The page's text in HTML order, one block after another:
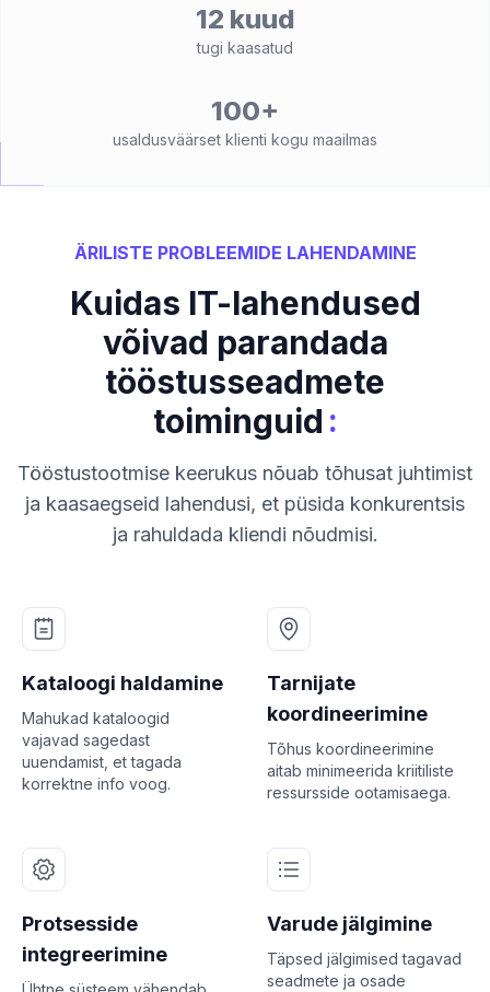
12 kuud
tugi kaasatud
100+
usaldusväärset klienti kogu maailmas
ÄRILISTE PROBLEEMIDE LAHENDAMINE
Kuidas IT-lahendused
võivad parandada
tööstusseadmete
toiminguid :
Tööstustootmise keerukus nõuab tõhusat juhtimist
ja kaasaegseid lahendusi, et püsida konkurentsis
ja rahuldada kliendi nõudmisi.
Kataloogi haldamine
Mahukad kataloogid
vajavad sagedast
uuendamist, et tagada
korrektne info voog.
Tarnijate
koordineerimine
Tõhus koordineerimine
aitab minimeerida kriitiliste
ressursside ootamisaega.
Protsesside
integreerimine
Varude jälgimine
Täpsed jälgimised tagavad
seadmete ja osade